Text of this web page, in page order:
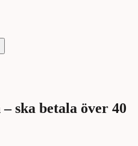
ska betala över 40